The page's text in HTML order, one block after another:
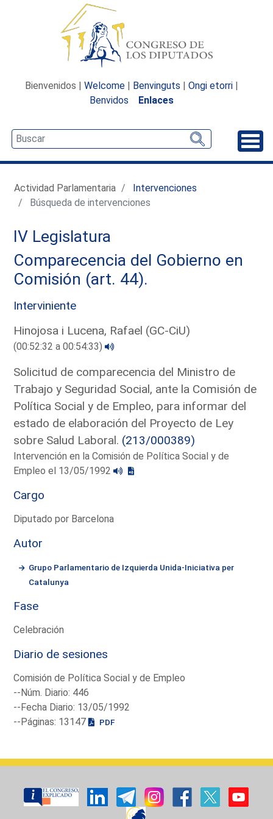
Bienvenidos | Welcome | Benvinguts | Ongi etorri |
Benvidos
Enlaces
Actividad Parlamentaria
Intervenciones
Búsqueda de intervenciones
IV Legislatura
Comparecencia del Gobierno en
Comisión (art. 44).
Interviniente
Hinojosa i Lucena, Rafael (GC-CiU)
(00:52:32 a 00:54:33)
Solicitud de comparecencia del Ministro de
Trabajo y Seguridad Social, ante la Comisión de
Política Social y de Empleo, para informar del
estado de elaboración del Proyecto de Ley
sobre Salud Laboral. (213/000389)
Intervención en la Comisión de Política Social y de
Empleo el 13/05/1992
Cargo
Diputado por Barcelona
Autor
Grupo Parlamentario de Izquierda Unida-Iniciativa per
Catalunya
Fase
Celebración
Diario de sesiones
Comisión de Política Social y de Empleo
--Núm. Diario: 446
--Fecha Diario: 13/05/1992
--Páginas: 13147
PDF